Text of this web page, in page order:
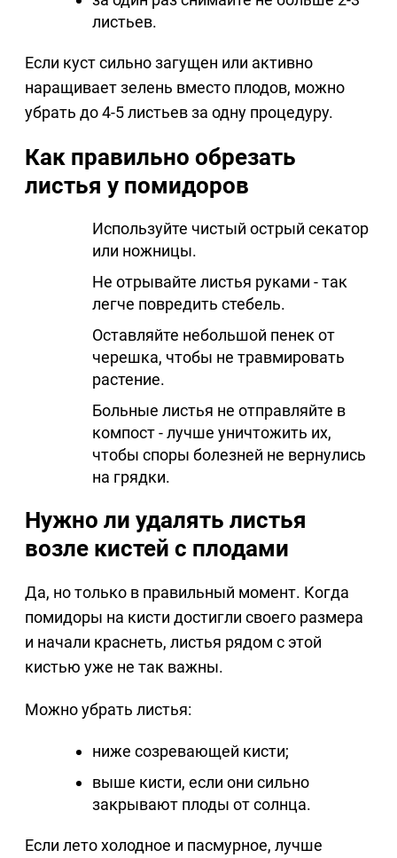
листьев.
Если куст сильно загущен или активно
наращивает зелень вместо плодов, можно
убрать до 4-5 листьев за одну процедуру.
Как правильно обрезать
листья у помидоров
Используйте чистый острый секатор
или ножницы.
Не отрывайте листья руками - так
легче повредить стебель.
Оставляйте небольшой пенек от
черешка, чтобы не травмировать
растение.
Больные листья не отправляйте в
компост - лучше уничтожить их,
чтобы споры болезней не вернулись
на грядки.
Нужно ли удалять листья
возле кистей с плодами
Да, но только в правильный момент. Когда
помидоры на кисти достигли своего размера
и начали краснеть, листья рядом с этой
кистью уже не так важны.
Можно убрать листья:
ниже созревающей кисти;
выше кисти, если они сильно
закрывают плоды от солнца.
Если лето холодное и пасмурное, лучше